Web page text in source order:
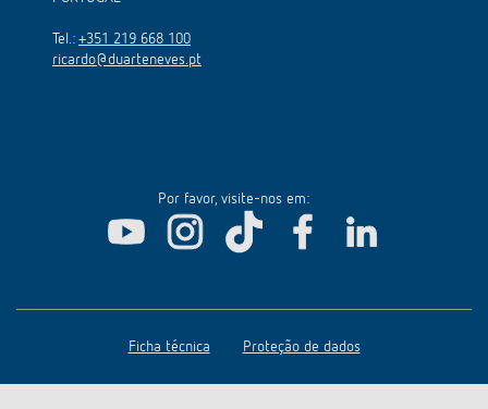
Tel.: +351 219 668 100
ricardo@duarteneves.pt
Por favor, visite-nos em:
Ficha técnica Proteção de dados